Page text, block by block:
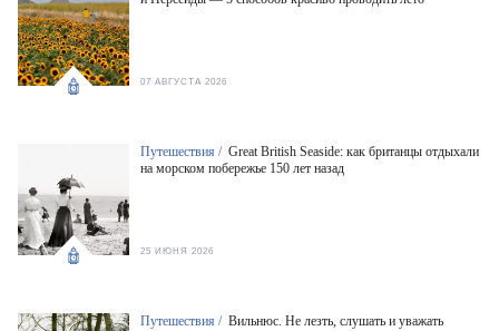
07 АВГУСТА 2026
Путешествия / Great British Seaside: как британцы отдыхали
на морском побережье 150 лет назад
25 ИЮНЯ 2026
Путешествия / Вильнюс. Не лезть, слушать и уважать